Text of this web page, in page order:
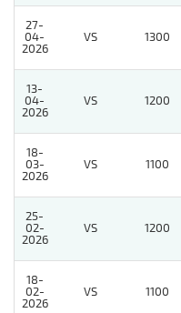
27-
04-
2026
VS 1300
13-
04-
2026
VS 1200
18-
03-
2026
VS 1100
25-
02-
2026
VS 1200
18-
02-
2026
VS 1100